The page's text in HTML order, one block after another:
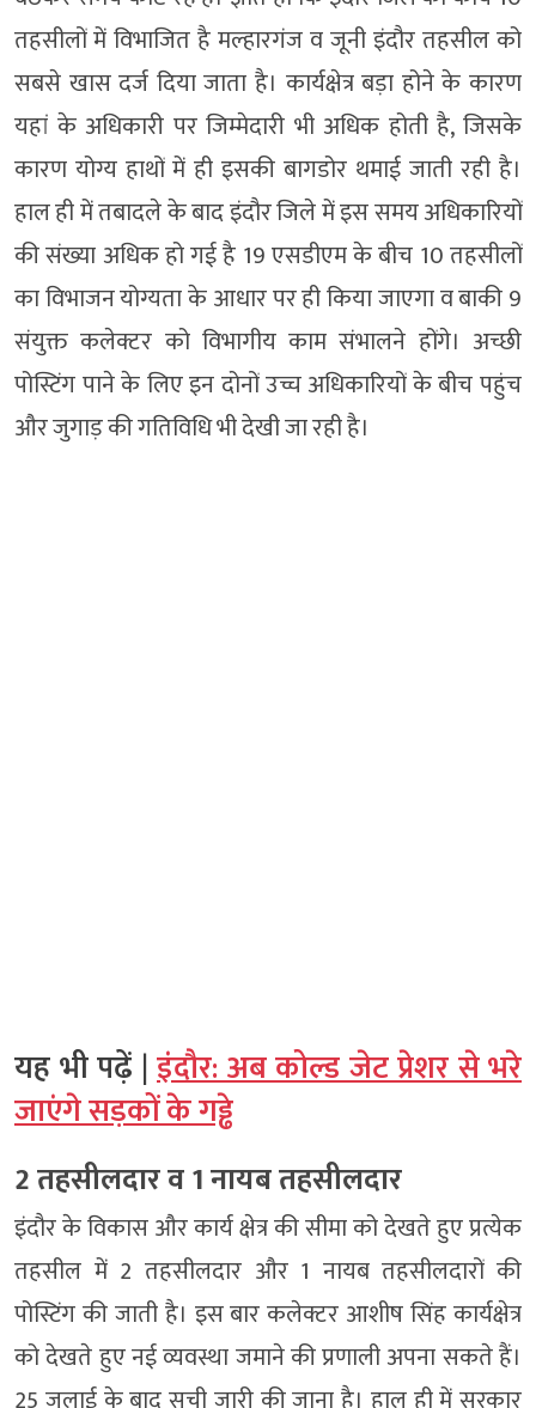
तहसीलों में विभाजित है मल्हारगंज व जूनी इंदौर तहसील को
सबसे खास दर्ज दिया जाता है। कार्यक्षेत्र बड़ा होने के कारण
यहां के अधिकारी पर जिम्मेदारी भी अधिक होती है, जिसके
कारण योग्य हाथों में ही इसकी बागडोर थमाई जाती रही है।
हाल ही में तबादले के बाद इंदौर जिले में इस समय अधिकारियों
की संख्या अधिक हो गई है 19 एसडीएम के बीच 10 तहसीलों
का विभाजन योग्यता के आधार पर ही किया जाएगा व बाकी 9
संयुक्त कलेक्टर को विभागीय काम संभालने होंगे। अच्छी
पोस्टिंग पाने के लिए इन दोनों उच्च अधिकारियों के बीच पहुंच
और जुगाड़ की गतिविधि भी देखी जा रही है।
यह भी पढ़ें |इंदौर: अब कोल्ड जेट प्रेशर से भरे
जाएंगे सड़कों के गड्ढे
2 तहसीलदार व 1 नायब तहसीलदार
इंदौर के विकास और कार्य क्षेत्र की सीमा को देखते हुए प्रत्येक
तहसील में 2 तहसीलदार और 1 नायब तहसीलदारों की
पोस्टिंग की जाती है। इस बार कलेक्टर आशीष सिंह कार्यक्षेत्र
को देखते हुए नई व्यवस्था जमाने की प्रणाली अपना सकते हैं।